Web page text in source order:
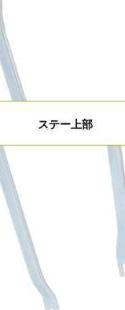
ステー上部